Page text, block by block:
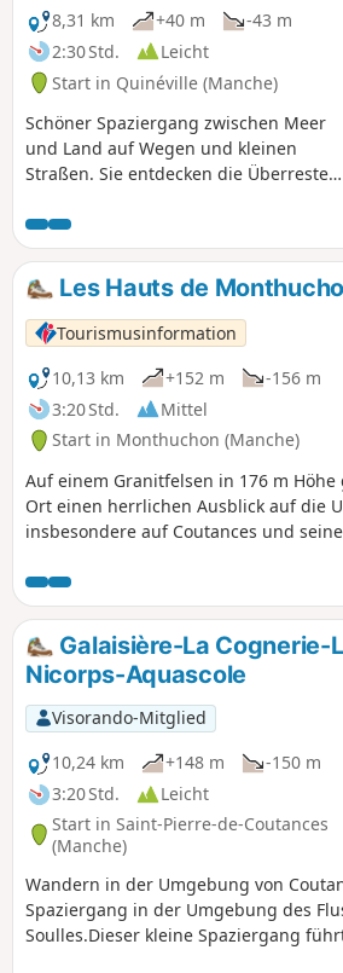
8,31 km
+40 m
-43 m
2:30 Std.
Leicht
Start in Quinéville (Manche)
Schöner Spaziergang zwischen Meer
und Land auf Wegen und kleinen
Straßen. Sie entdecken die Überreste
das kleine Tal der Sinope überragt.
Wenn Sie den charmanten kleinen
Hafen umrunden, kommen Sie an den
Schleusen vorbei.
Les Hauts de
Tourismusinformation
10,13 km
+152 m
-156 m
3:20 Std.
Mittel
Start in Monthuchon (Manche)
Auf einem Granitfelsen in 176 m
Ort einen herrlichen Ausblick auf die
insbesondere auf Coutances und
erkennen.
Galaisière-La Cognerie-
Nicorps-Aquascole
Visorando-Mitglied
10,24 km
+148 m
-150 m
3:20 Std.
Leicht
Start in Saint-Pierre-de-Coutances
(Manche)
Wandern in der Umgebung von
Spaziergang in der Umgebung des
Soulles.Dieser kleine Spaziergang